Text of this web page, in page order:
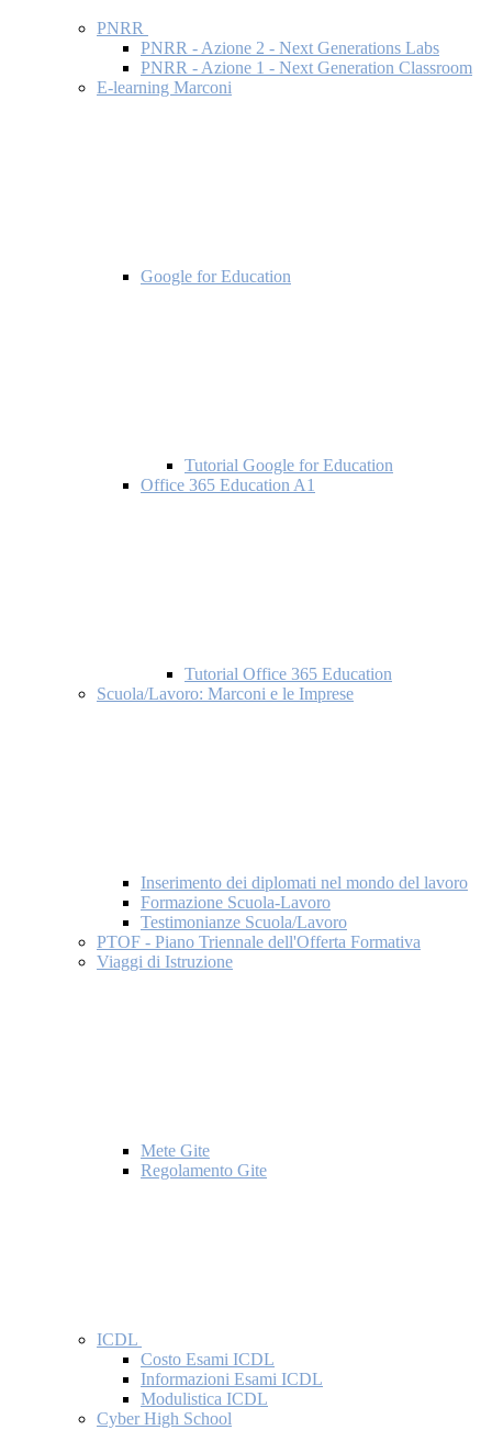
PNRR
PNRR - Azione 2 - Next Generations Labs
PNRR - Azione 1 - Next Generation Classroom
E-learning Marconi
Google for Education
Tutorial Google for Education
Office 365 Education A1
Tutorial Office 365 Education
Scuola/Lavoro: Marconi e le Imprese
Inserimento dei diplomati nel mondo del lavoro
Formazione Scuola-Lavoro
Testimonianze Scuola/Lavoro
PTOF - Piano Triennale dell'Offerta Formativa
Viaggi di Istruzione
Mete Gite
Regolamento Gite
ICDL
Costo Esami ICDL
Informazioni Esami ICDL
Modulistica ICDL
Cyber High School